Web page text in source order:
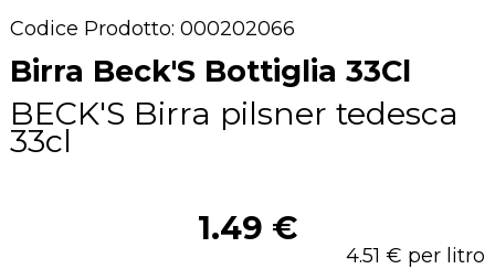
Codice Prodotto: 000202066
Birra Beck'S Bottiglia 33Cl
BECK'S Birra pilsner tedesca
33cl
1.49 €
4.51 € per litro